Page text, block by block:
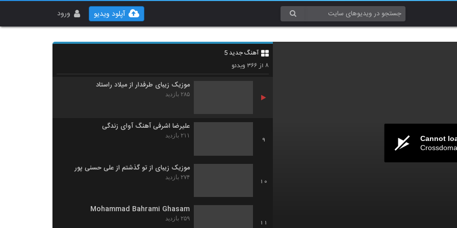
ورود آپلود ویدیو
Cannot
آهنگ جدید 5
۸ از ۳۶۶ویدئو
7
دانلود آهنگ هورسا بند تو بهترینی (Hoorsa
موزیک زیبای طرفدار از میلاد راستاد
۲۸۵ بازدید
9
علیرضا اشرفی آهنگ آوای زندگی
۲۱۱ بازدید
10
موزیک زیبای از تو گذشتم از علی حسنی پور
۲۷۴ بازدید
11
Mohammad Bahrami Ghasam
۲۵۹ بازدید